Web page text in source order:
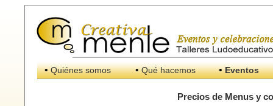
•Quiénes somos •Qué hacemos •Eventos
Precios de Menus y